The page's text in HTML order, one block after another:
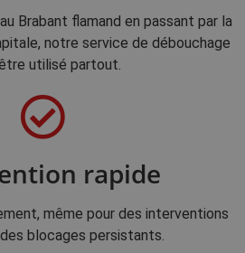
Brabant flamand en passant par la
notre service de débouchage
utilisé partout.
rapide
même pour des interventions
blocages persistants.